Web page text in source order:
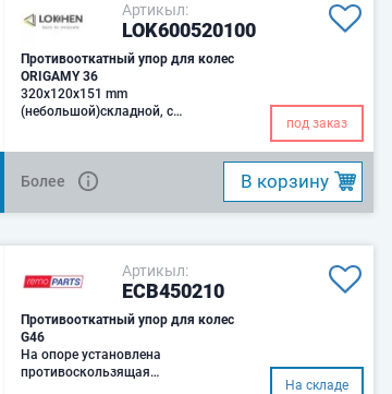
Артикыл:
LOK600520100
Противооткатный упор для колес
ORIGAMY 36
320x120x151 mm
(небольшой)складной, с
под заказ
Более B корзину
Артикыл:
ECB450210
Противооткатный упор для колес
G46
На опоре установлена ​​
противоскользящая
На складе